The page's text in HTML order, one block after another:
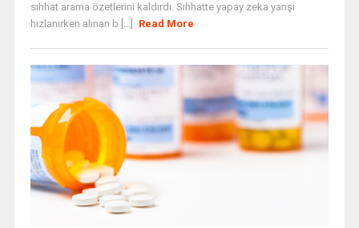
sıhhat arama özetlerini kaldırdı. Sıhhatte yapay zeka yarışı
hızlanırken alınan b [...]
Read More